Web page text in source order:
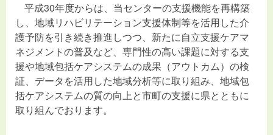
平成30年度からは、当センターの支援機能を再構築
し、地域リハビリテーション支援体制等を活用した介
護予防を引き続き推進しつつ、新たに自立支援ケアマ
ネジメントの普及など、専門性の高い課題に対する支
援や地域包括ケアシステムの成果（アウトカム）の検
証、データを活用した地域分析等に取り組み、地域包
括ケアシステムの質の向上と市町の支援に県とともに
取り組んでおります。